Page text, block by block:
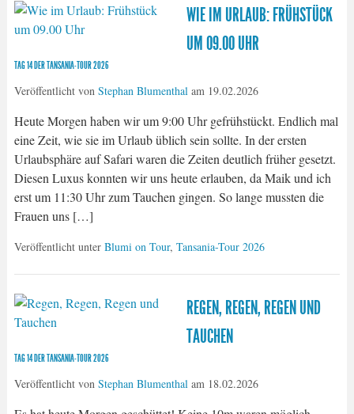
WIE IM URLAUB: FRÜHSTÜCK
UM 09.00 UHR
TAG 14 DER TANSANIA-TOUR 2026
Veröffentlicht von Stephan Blumenthalam 19.02.2026
Heute Morgen haben wir um 9:00 Uhr gefrühstückt. Endlich mal
eine Zeit, wie sie im Urlaub üblich sein sollte. In der ersten
Urlaubsphäre auf Safari waren die Zeiten deutlich früher gesetzt.
Diesen Luxus konnten wir uns heute erlauben, da Maik und ich
erst um 11:30 Uhr zum Tauchen gingen. So lange mussten die
Frauen uns […]
Veröffentlicht unter Blumi on Tour, Tansania-Tour 2026
REGEN, REGEN, REGEN UND
TAUCHEN
TAG 14 DER TANSANIA-TOUR 2026
Veröffentlicht von Stephan Blumenthalam 18.02.2026